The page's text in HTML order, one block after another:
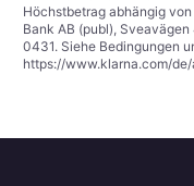
Höchstbetrag abhängig
Bank AB (publ),
0431. Siehe Bedingungen
https://www.klarna.com/